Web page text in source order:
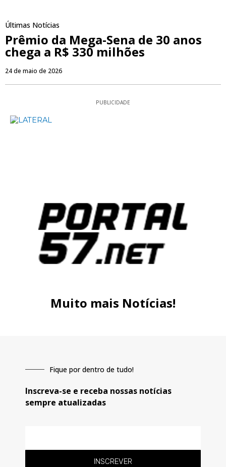
Últimas Notícias
Prêmio da Mega-Sena de 30 anos
chega a R$ 330 milhões
24 de maio de 2026
PUBLICIDADE
Muito mais Notícias!
Fique por dentro de tudo!
Inscreva-se e receba nossas notícias
sempre atualizadas
INSCREVER